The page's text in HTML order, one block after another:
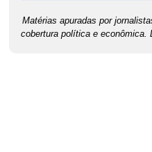
Matérias apuradas por
cobertura política e econômica.